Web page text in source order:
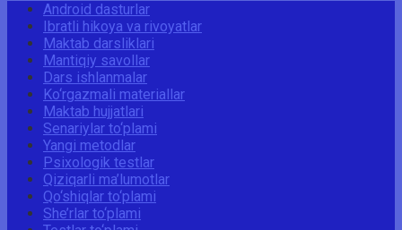
Android dasturlar
Ibratli hikoya va rivoyatlar
Maktab darsliklari
Mantiqiy savollar
Dars ishlanmalar
Ko‘rgazmali materiallar
Maktab hujjatlari
Senariylar to‘plami
Yangi metodlar
Psixologik testlar
Qiziqarli ma’lumotlar
Qo‘shiqlar to‘plami
She’rlar to‘plami